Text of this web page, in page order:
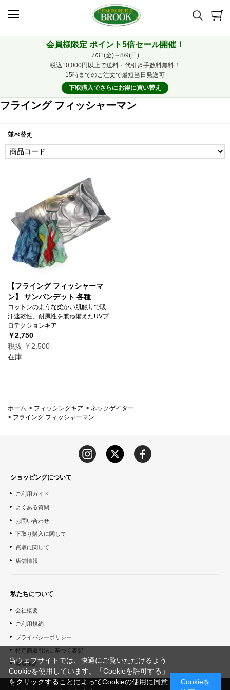
会員様限定 ポイント5倍セール開催！
7/31(金)～8/9(日)
税込10,000円以上で送料・代引き手数料無料！
15時までのご注文で最短当日発送可
下取購入でさらにお得に買い替え
フライング フィッシャーマン
並べ替え
【フライング フィッシャーマ
ン】 サンバンデット 各種
コットンのような柔かい肌触りで吸
汗速乾性、耐風性を兼ね備えたUVプ
ロテクションギア
￥2,750
税抜 ￥2,500
在庫
ホーム > フィッシングギア > ネックゲイター
> フライング フィッシャーマン
ショッピングについて
ご利用ガイド
よくある質問
お問い合わせ
下取り購入に関して
買取に関して
店舗情報
私たちについて
会社概要
ご利用規約
プライバシーポリシー
特定商取引法に基づく表記
会員規約
当ウェブサイトでは、快適にご覧いただけるよう
Cookieを使用しています。「Cookieを許可する」
をクリックすることによってCookieの使用に同意
Cookieを